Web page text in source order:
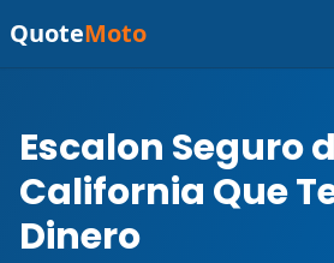
QuoteMoto
Escalon Seguro
California Que
Dinero